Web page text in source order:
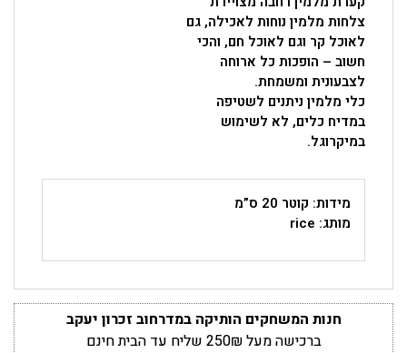
צלחות מלמין נוחות לאכילה, גם
לאוכל קר וגם לאוכל חם, והכי
חשוב – הופכות כל ארוחה
לצבעונית ומשמחת.
כלי מלמין ניתנים לשטיפה
במדיח כלים, לא לשימוש
במיקרוגל.
מידות: קוטר 20 ס”מ
מותג: rice
חנות המשחקים הותיקה במדרחוב זכרון יעקב
ברכישה מעל 250₪ שליח עד הבית חינם